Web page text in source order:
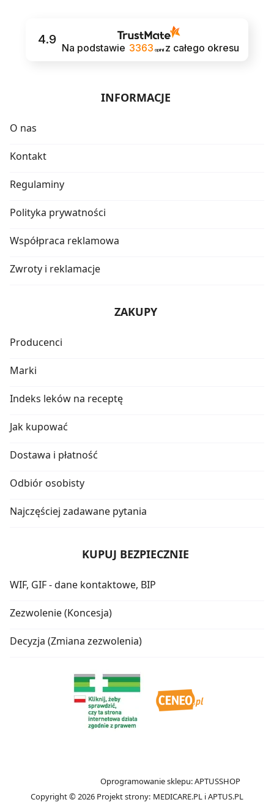
4.9
Na podstawie 3363 opinii z całego okresu
INFORMACJE
O nas
Kontakt
Regulaminy
Polityka prywatności
Współpraca reklamowa
Zwroty i reklamacje
ZAKUPY
Producenci
Marki
Indeks leków na receptę
Jak kupować
Dostawa i płatność
Odbiór osobisty
Najczęściej zadawane pytania
KUPUJ BEZPIECZNIE
WIF, GIF - dane kontaktowe, BIP
Zezwolenie (Koncesja)
Decyzja (Zmiana zezwolenia)
Copyright © 2026
Oprogramowanie sklepu:APTUSSHOP
Projekt strony: MEDICARE.PL iAPTUS.PL